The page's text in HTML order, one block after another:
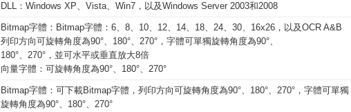
DLL：Windows XP、Vista、Win7，以及Windows Server 2003和2008
Bitmap字體：Bitmap字體：6、8、10、12、14、18、24、30、16x26，以及OCR A&B
列印方向可旋轉角度為90°、180°、270°，字體可單獨旋轉角度為90°、
180°、270°，並可水平或垂直放大8倍
向量字體：可旋轉角度為90°、180°、270°
Bitmap字體：可下載Bitmap字體，列印方向可旋轉角度為90°、180°、270°，字體可單獨
旋轉角度為90°、180°、270°